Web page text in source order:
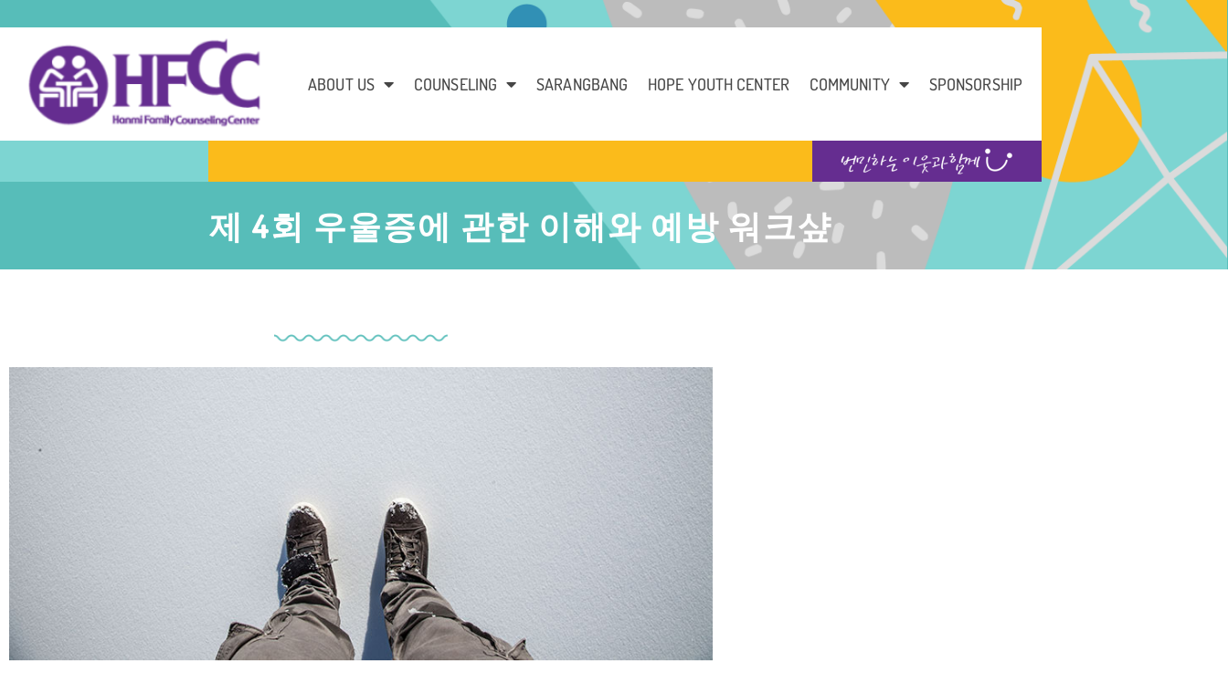
ABOUT US COUNSELING SARANGBANG HOPE YOUTH CENTER COMMUNITY SPONSORSHIP
제 4회 우울증에 관한 이해와 예방 워크샾